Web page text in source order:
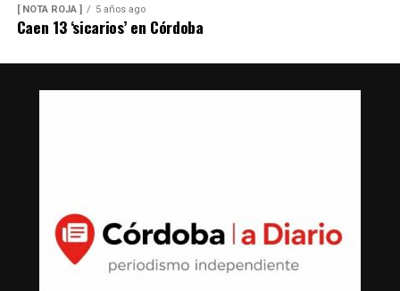
[ NOTA ROJA ] 5 años ago
Caen 13 ‘sicarios’ en Córdoba